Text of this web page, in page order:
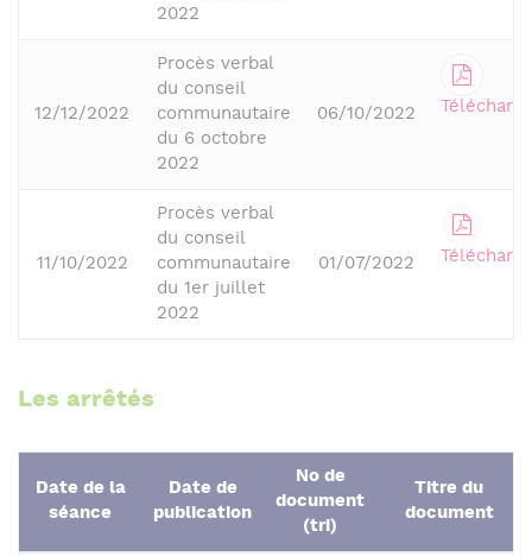
2022
12/12/2022
Procès verbal
du conseil
communautaire
du 6 octobre
2022
06/10/2022
11/10/2022
Procès verbal
du conseil
communautaire
du 1er juillet
2022
01/07/2022
Les arrêtés
Date de la
séance
Date de
publication
No de
document
(tri)
Titre du
document